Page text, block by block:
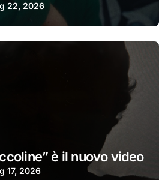
22, 2026
è il nuovo video
17, 2026